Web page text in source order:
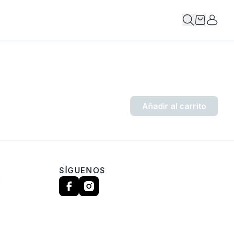
Añadir al carrito
SÍGUENOS